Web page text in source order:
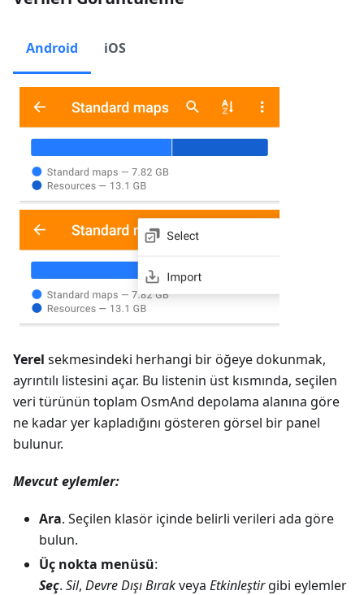
Android iOS
Yerel sekmesindeki herhangi bir öğeye dokunmak,
ayrıntılı listesini açar. Bu listenin üst kısmında, seçilen
veri türünün toplam OsmAnd depolama alanına göre
ne kadar yer kapladığını gösteren görsel bir panel
bulunur.
Mevcut eylemler:
Ara. Seçilen klasör içinde belirli verileri ada göre
bulun.
Üç nokta menüsü:
Seç. Sil, Devre Dışı Bırakveya Etkinleştirgibi eylemler